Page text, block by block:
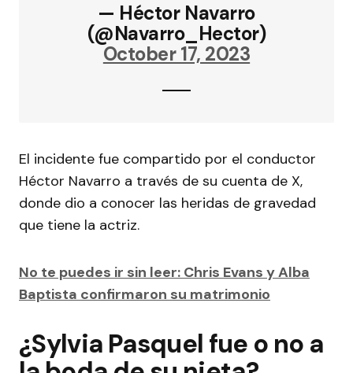
— Héctor Navarro
(@Navarro_Hector)
October 17, 2023
El incidente fue compartido por el conductor
Héctor Navarro a través de su cuenta de X,
donde dio a conocer las heridas de gravedad
que tiene la actriz.
No te puedes ir sin leer: Chris Evans y Alba
Baptista confirmaron su matrimonio
¿Sylvia Pasquel fue o no a